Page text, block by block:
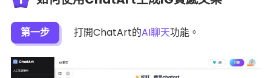
第一步 打開ChatArt的AI聊天功能。